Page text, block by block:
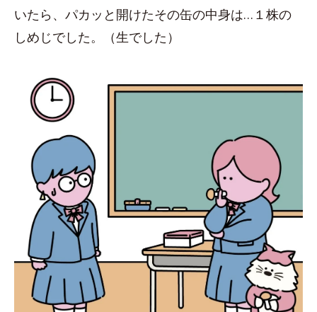
いたら、パカッと開けたその缶の中身は…１株の
しめじでした。（生でした）